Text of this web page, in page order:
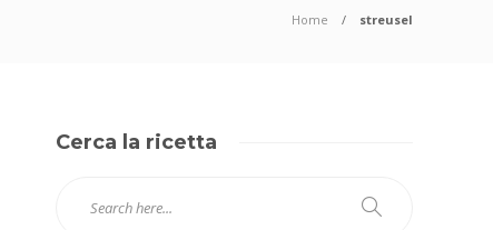
Home streusel
Cerca la ricetta